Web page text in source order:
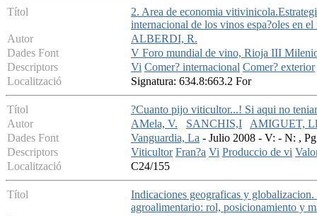
Títol
2. Area de economia
internacional de los vinos espa?oles en
Autor
ALBERDI, R.
Dades Font
V Foro mundial de vino, Rioja III
Descriptors
Vi Comer? internacional Comer? exterior
Localització
Signatura: 634.8:663.2 For
Títol
?Cuanto pijo viticultor...! Si aqui no
Autor
AMela, V. SANCHIS,I
AMIGUET,
Dades Font
Vanguardia, La - Julio 2008 - V: - N: ,
Descriptors
Viticultor Fran?a Vi Produccio de vi
Localització
C24/155
Títol
Indicaciones geograficas y
agroalimentario: rol, posicionamiento y